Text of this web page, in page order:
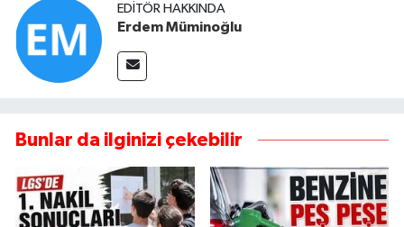
EDITÖR HAKKINDA
Erdem Müminoğlu
Bunlar da ilginizi çekebilir